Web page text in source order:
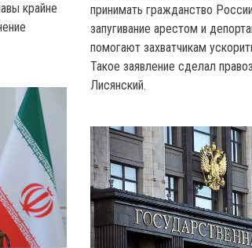
крайне
принимать гражданство
запугивание арестом и
помогают захватчикам
Такое заявление сделал
Лисянский.